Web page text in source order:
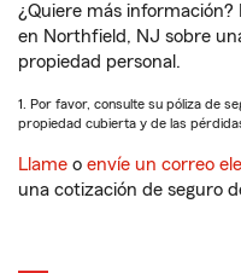
¿Quiere más
en Northfield, NJ sobre
propiedad personal.
1. Por favor, consulte su póliza de
propiedad cubierta y de las
Llame o envíe un correo
una cotización de seguro